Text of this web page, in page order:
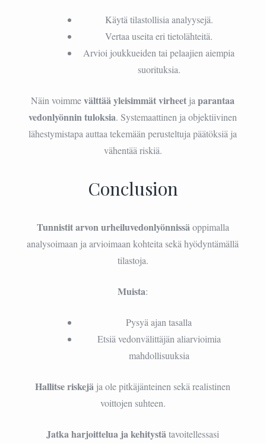
Käytä tilastollisia analyysejä.
Vertaa useita eri tietolähteitä.
Arvioi joukkueiden tai pelaajien aiempia
suorituksia.
Näin voimmevälttää yleisimmät virheet japarantaa
vedonlyönnin tuloksia. Systemaattinen ja objektiivinen
lähestymistapa auttaa tekemään perusteltuja päätöksiä ja
vähentää riskiä.
Conclusion
Tunnistit arvon urheiluvedonlyönnissäoppimalla
analysoimaan ja arvioimaan kohteita sekä hyödyntämällä
tilastoja.
Muista:
Pysyä ajan tasalla
Etsiä vedonvälittäjän aliarvioimia
mahdollisuuksia
Hallitse riskejä ja ole pitkäjänteinen sekä realistinen
voittojen suhteen.
Jatka harjoittelua ja kehitystätavoitellessasi